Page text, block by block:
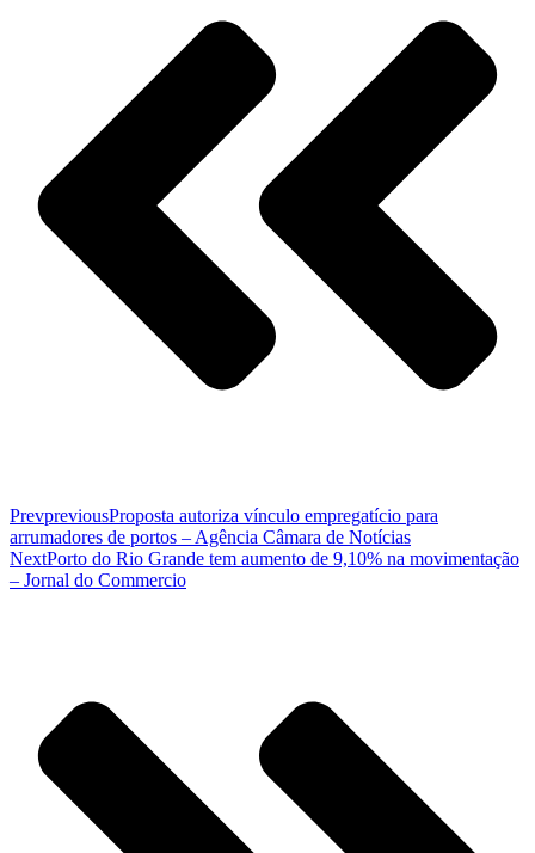
PrevpreviousProposta autoriza vínculo empregatício para
arrumadores de portos – Agência Câmara de Notícias
NextPorto do Rio Grande tem aumento de 9,10% na movimentação
– Jornal do Commercio